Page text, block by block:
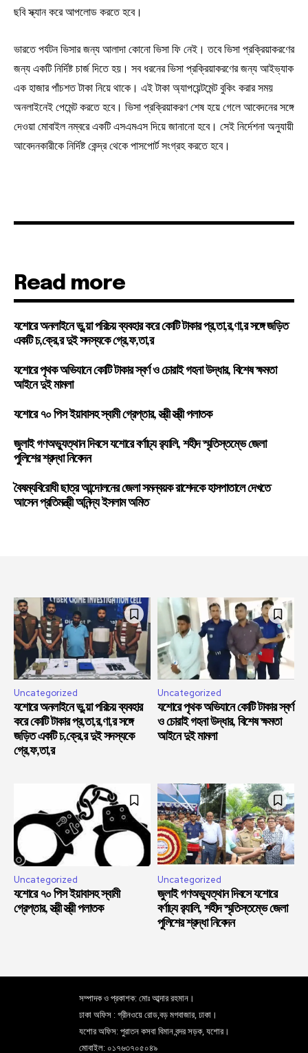
ছবি স্ক্যান করে আপলোড করতে হবে।
ভারতে পর্যটন ভিসার জন্য আলাদা কোনো ভিসা ফি নেই। তবে ভিসা প্রক্রিয়াকরণের
জন্য একটি নির্দিষ্ট চার্জ দিতে হয়। সব ধরনের ভিসা প্রক্রিয়াকরণের জন্য আইভ্যাক
এক হাজার পাঁচশত টাকা নিয়ে থাকে। এই টাকা অ্যাপয়েন্টমেন্ট বুকিং করার সময়
অনলাইনেই পেমেন্ট করতে হবে। ভিসা প্রক্রিয়াকরণ শেষ হয়ে গেলে আবেদনের সঙ্গে
দেওয়া মোবাইল নম্বরে একটি এসএমএস দিয়ে জানানো হবে। সেই নির্দেশনা অনুযায়ী
আবেদনকারীকে নির্দিষ্ট কেন্দ্র থেকে পাসপোর্ট সংগ্রহ করতে হবে।
Read more
যশোরে অনলাইনে ভু,য়া পরিচয় ব্যবহার করে কোটি টাকার প্র,তা,র,ণা,র সঙ্গে জড়িত
একটি চ,ক্রে,র দুই সদস্যকে গ্রে,ফ,তা,র
যশোরে পৃথক অভিযানে কোটি টাকার স্বর্ণ ও চোরাই গহনা উদ্ধার, বিশেষ ক্ষমতা
আইনে দুই মামলা
যশোরে ৭০ পিস ইয়াবাসহ স্বামী গ্রেপ্তার, স্ত্রী স্ত্রী পলাতক
জুলাই গণঅভ্যুত্থান দিবসে যশোরে বর্ণাঢ্য র‍্যালি, শহীদ স্মৃতিস্তম্ভে জেলা
পুলিশের শ্রদ্ধা নিবেদন
বৈষম্যবিরোধী ছাত্র আন্দোলনের জেলা সমন্বয়ক রাশেদকে হাসপাতালে দেখতে
আসেন প্রতিমন্ত্রী অনিন্দ্য ইসলাম অমিত
Uncategorized
যশোরে অনলাইনে ভু,য়া পরিচয় ব্যবহার
করে কোটি টাকার প্র,তা,র,ণা,র সঙ্গে
জড়িত একটি চ,ক্রে,র দুই সদস্যকে
গ্রে,ফ,তা,র
Uncategorized
যশোরে পৃথক অভিযানে কোটি টাকার স্বর্ণ
ও চোরাই গহনা উদ্ধার, বিশেষ ক্ষমতা
আইনে দুই মামলা
Uncategorized
যশোরে ৭০ পিস ইয়াবাসহ স্বামী
গ্রেপ্তার, স্ত্রী স্ত্রী পলাতক
Uncategorized
জুলাই গণঅভ্যুত্থান দিবসে যশোরে
বর্ণাঢ্য র‍্যালি, শহীদ স্মৃতিস্তম্ভে জেলা
পুলিশের শ্রদ্ধা নিবেদন
সম্পাদক ও প্রকাশক: মোঃ আব্দার রহমান।
ঢাকা অফিস : গ্রীনওয়ে রোড,বড় মগবাজার, ঢাকা।
যশোর অফিস: পুরাতন কসবা বিমান বন্দর সড়ক, যশোর।
মোবাইল: ০১৭৬৩৭০৫০৪৯